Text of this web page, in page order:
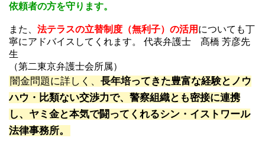
依頼者の方を守ります。
また、 法テラスの立替制度（無利子）の活用 についても丁
寧にアドバイスしてくれます。 代表弁護士 髙橋 芳彦先
生
（第二東京弁護士会所属）
闇金問題に詳しく、 長年培ってきた豊富な経験とノウ
ハウ・比類ない交渉力で、警察組織とも密接に連携
し、ヤミ金と本気で闘ってくれるシン・イストワール
法律事務所。